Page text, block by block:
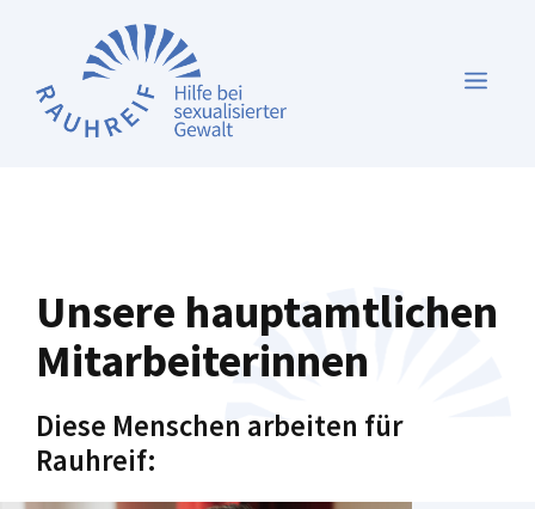
springen
Unsere hauptamtlichen
Mitarbeiterinnen
Diese Menschen arbeiten für
Rauhreif: